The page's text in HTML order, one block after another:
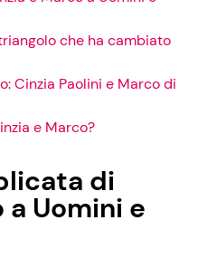
che ha cambiato
Cinzia Paolini e Marco di
e Marco?
di
a Uomini e